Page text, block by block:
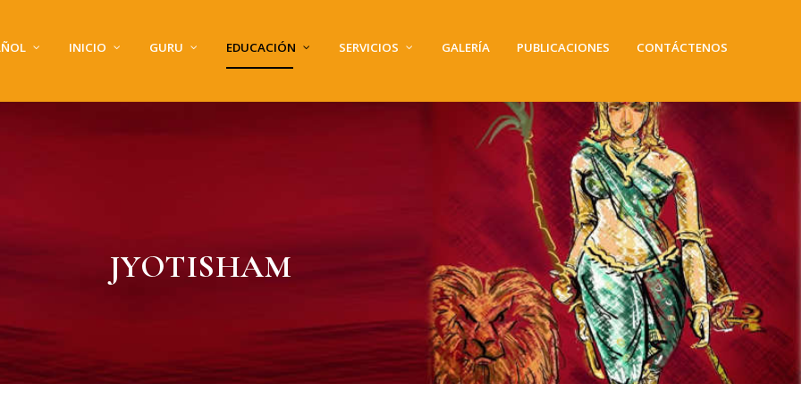
INICIO GURU EDUCACIÓN SERVICIOS GALERÍA PUBLICACIONES CONTÁCTENOS
JYOTISHAM